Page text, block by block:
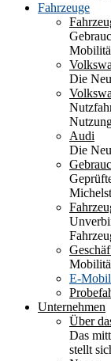
Fahrzeuge
Die
Audi
Die
E-
Unternehmen
Über
Das
stellt